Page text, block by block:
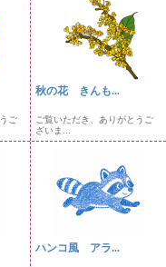
ご
秋の花 きんも...
ご覧いただき、ありがとうご
ざいま...
ハンコ風 アラ...